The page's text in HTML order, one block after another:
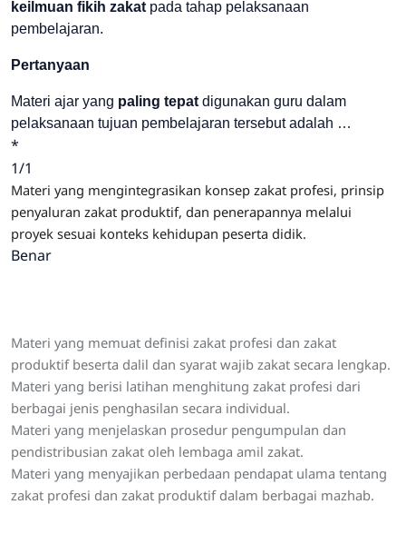
keilmuan fikih zakat pada tahap pelaksanaan
pembelajaran.
Pertanyaan
Materi ajar yang paling tepat digunakan guru dalam
pelaksanaan tujuan pembelajaran tersebut adalah …
*
1/1
Materi yang mengintegrasikan konsep zakat profesi, prinsip
penyaluran zakat produktif, dan penerapannya melalui
proyek sesuai konteks kehidupan peserta didik.
Benar
Materi yang memuat definisi zakat profesi dan zakat
produktif beserta dalil dan syarat wajib zakat secara lengkap.
Materi yang berisi latihan menghitung zakat profesi dari
berbagai jenis penghasilan secara individual.
Materi yang menjelaskan prosedur pengumpulan dan
pendistribusian zakat oleh lembaga amil zakat.
Materi yang menyajikan perbedaan pendapat ulama tentang
zakat profesi dan zakat produktif dalam berbagai mazhab.